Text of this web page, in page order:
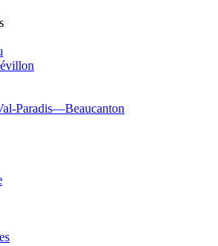
Paradis—Beaucanton